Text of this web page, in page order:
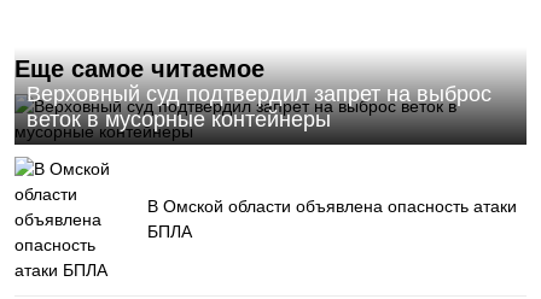
Еще самое читаемое
Верховный суд подтвердил запрет на выброс
веток в мусорные контейнеры
В Омской области объявлена опасность атаки
БПЛА